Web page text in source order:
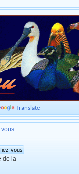
Translate
vous
de la